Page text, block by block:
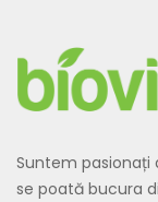
Suntem
se poată bucura